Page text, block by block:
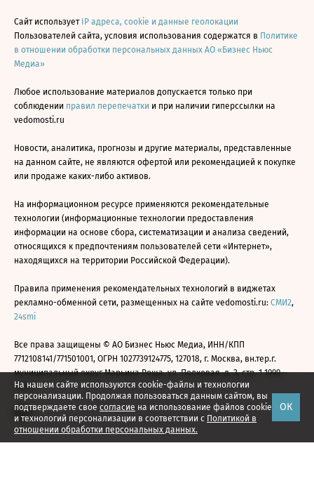
На нашем сайте используются cookie-файлы и технологии
персонализации. Продолжая пользоваться данным сайтом, вы
подтверждаете свое согласие на использование файлов cookie
и технологий персонализации в соответствии с Политикой в
отношении обработки персональных данных.
ОК
Сайт использует IP адреса, cookie и данные геолокации
Пользователей сайта, условия использования содержатся в Политике
в отношении обработки персональных данных АО «Бизнес Ньюс
Медиа»
Любое использование материалов допускается только при
соблюдении правил перепечатки и при наличии гиперссылки на
vedomosti.ru
Новости, аналитика, прогнозы и другие материалы, представленные
на данном сайте, не являются офертой или рекомендацией к покупке
или продаже каких-либо активов.
На информационном ресурсе применяются рекомендательные
технологии (информационные технологии предоставления
информации на основе сбора, систематизации и анализа сведений,
относящихся к предпочтениям пользователей сети «Интернет»,
находящихся на территории Российской Федерации).
Правила применения рекомендательных технологий в виджетах
рекламно-обменной сети, размещенных на сайте vedomosti.ru: СМИ2,
24smi
Все права защищены © АО Бизнес Ньюс Медиа, ИНН/КПП
7712108141/771501001, ОГРН 1027739124775, 127018, г. Москва, вн.тер.г.
муниципальный округ Марьина Роща, ул. Полковая, д. 3, стр. 1 1999—
2026